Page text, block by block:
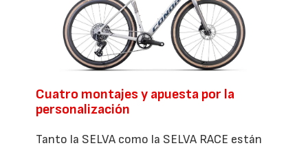
Cuatro montajes y apuesta por la
personalización
Tanto la SELVA como la SELVA RACE están